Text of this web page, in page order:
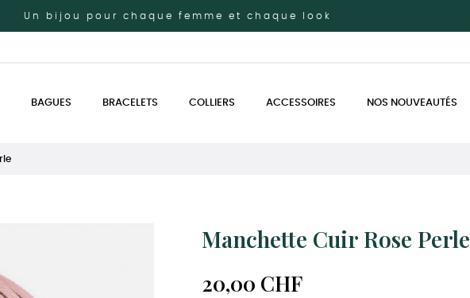
Un bijou pour chaque femme et chaque look
BAGUES BRACELETS COLLIERS ACCESSOIRES NOS NOUVEAUTÉS
Manchette Cuir Rose Perle
20,00 CHF